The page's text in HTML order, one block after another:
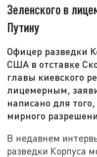
Зеленского в
Путину
Офицер разведки
США в отставке
главы киевского
лицемерным,
написано для
мирного
В недавнем
разведки Корпуса